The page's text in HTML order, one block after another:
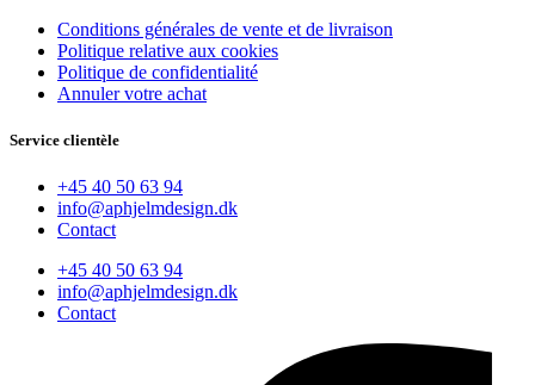
Conditions générales de vente et de livraison
Politique relative aux cookies
Politique de confidentialité
Annuler votre achat
Service clientèle
+45 40 50 63 94
info@aphjelmdesign.dk
Contact
+45 40 50 63 94
info@aphjelmdesign.dk
Contact